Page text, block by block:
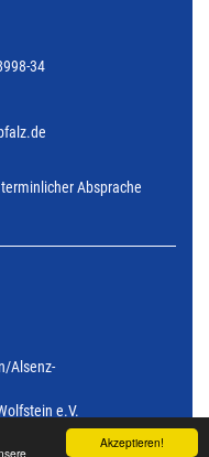
Akzeptieren!
34
Absprache
Alsenz-
e.V.
e.V.